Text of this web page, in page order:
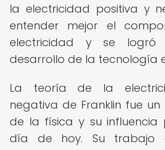
la electricidad positiva y
entender mejor el
electricidad y se
desarrollo de la tecnología
La teoría de la
negativa de Franklin fue
de la física y su influencia
día de hoy. Su trabajo